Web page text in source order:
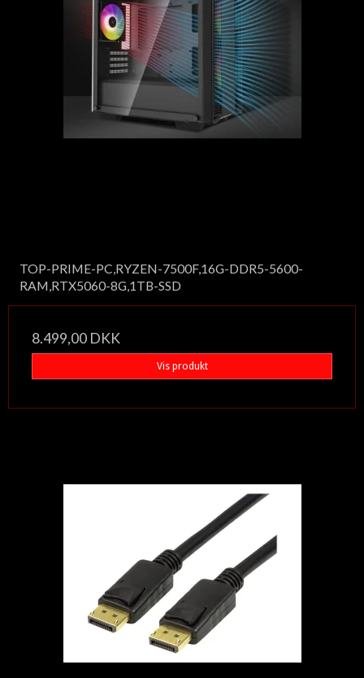
TOP-PRIME-PC,RYZEN-7500F,16G-DDR5-5600-
RAM,RTX5060-8G,1TB-SSD
8.499,00 DKK
Vis produkt